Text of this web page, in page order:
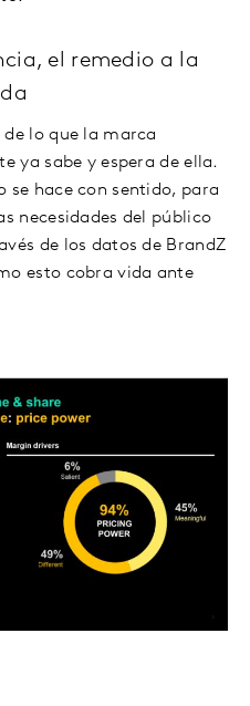
el remedio a la
lo que la marca
ya sabe y espera de ella.
se hace con sentido, para
necesidades del público
de los datos de BrandZ
esto cobra vida ante